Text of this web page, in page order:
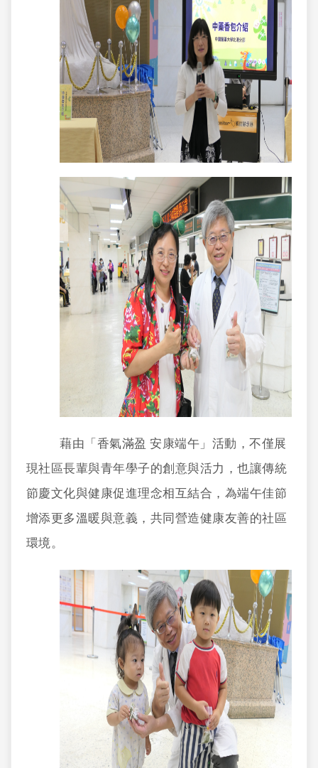
藉由「香氣滿盈 安康端午」活動，不僅展
現社區長輩與青年學子的創意與活力，也讓傳統
節慶文化與健康促進理念相互結合，為端午佳節
增添更多溫暖與意義，共同營造健康友善的社區
環境。